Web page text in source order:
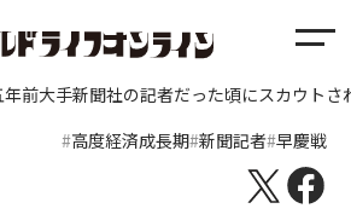
メ
ュ
ー
年前大手新聞社の記者だった頃にスカウト
高度経済成長期 新聞記者 早慶戦